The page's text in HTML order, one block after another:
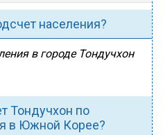
населения?
в городе Тондучхон
Тондучхон по
в Южной Корее?